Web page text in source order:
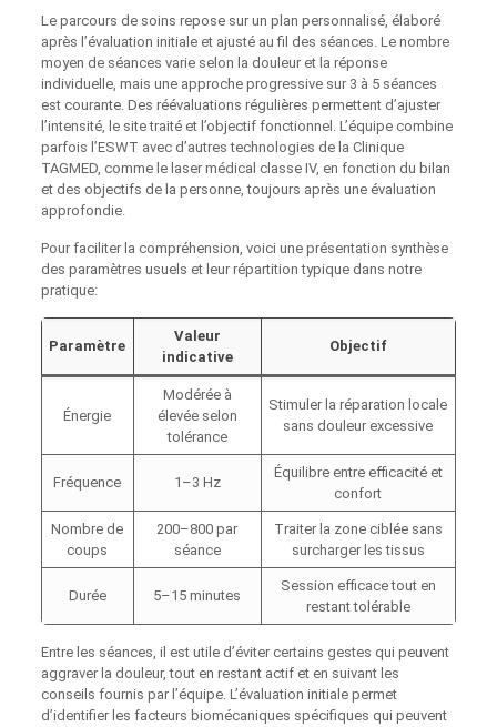
Le parcours de soins repose sur un plan personnalisé, élaboré
après l’évaluation initiale et ajusté au fil des séances. Le nombre
moyen de séances varie selon la douleur et la réponse
individuelle, mais une approche progressive sur 3 à 5 séances
est courante. Des réévaluations régulières permettent d’ajuster
l’intensité, le site traité et l’objectif fonctionnel. L’équipe combine
parfois l’ESWT avec d’autres technologies de la Clinique
TAGMED, comme le laser médical classe IV, en fonction du bilan
et des objectifs de la personne, toujours après une évaluation
approfondie.
Pour faciliter la compréhension, voici une présentation synthèse
des paramètres usuels et leur répartition typique dans notre
pratique:
Paramètre
Valeur
indicative
Objectif
Énergie
Modérée à
élevée selon
tolérance
Stimuler la réparation locale
sans douleur excessive
Fréquence 1–3 Hz
Équilibre entre efficacité et
confort
Nombre de
coups
200–800 par
séance
Traiter la zone ciblée sans
surcharger les tissus
Durée 5–15 minutes
Session efficace tout en
restant tolérable
Entre les séances, il est utile d’éviter certains gestes qui peuvent
aggraver la douleur, tout en restant actif et en suivant les
conseils fournis par l’équipe. L’évaluation initiale permet
d’identifier les facteurs biomécaniques spécifiques qui peuvent